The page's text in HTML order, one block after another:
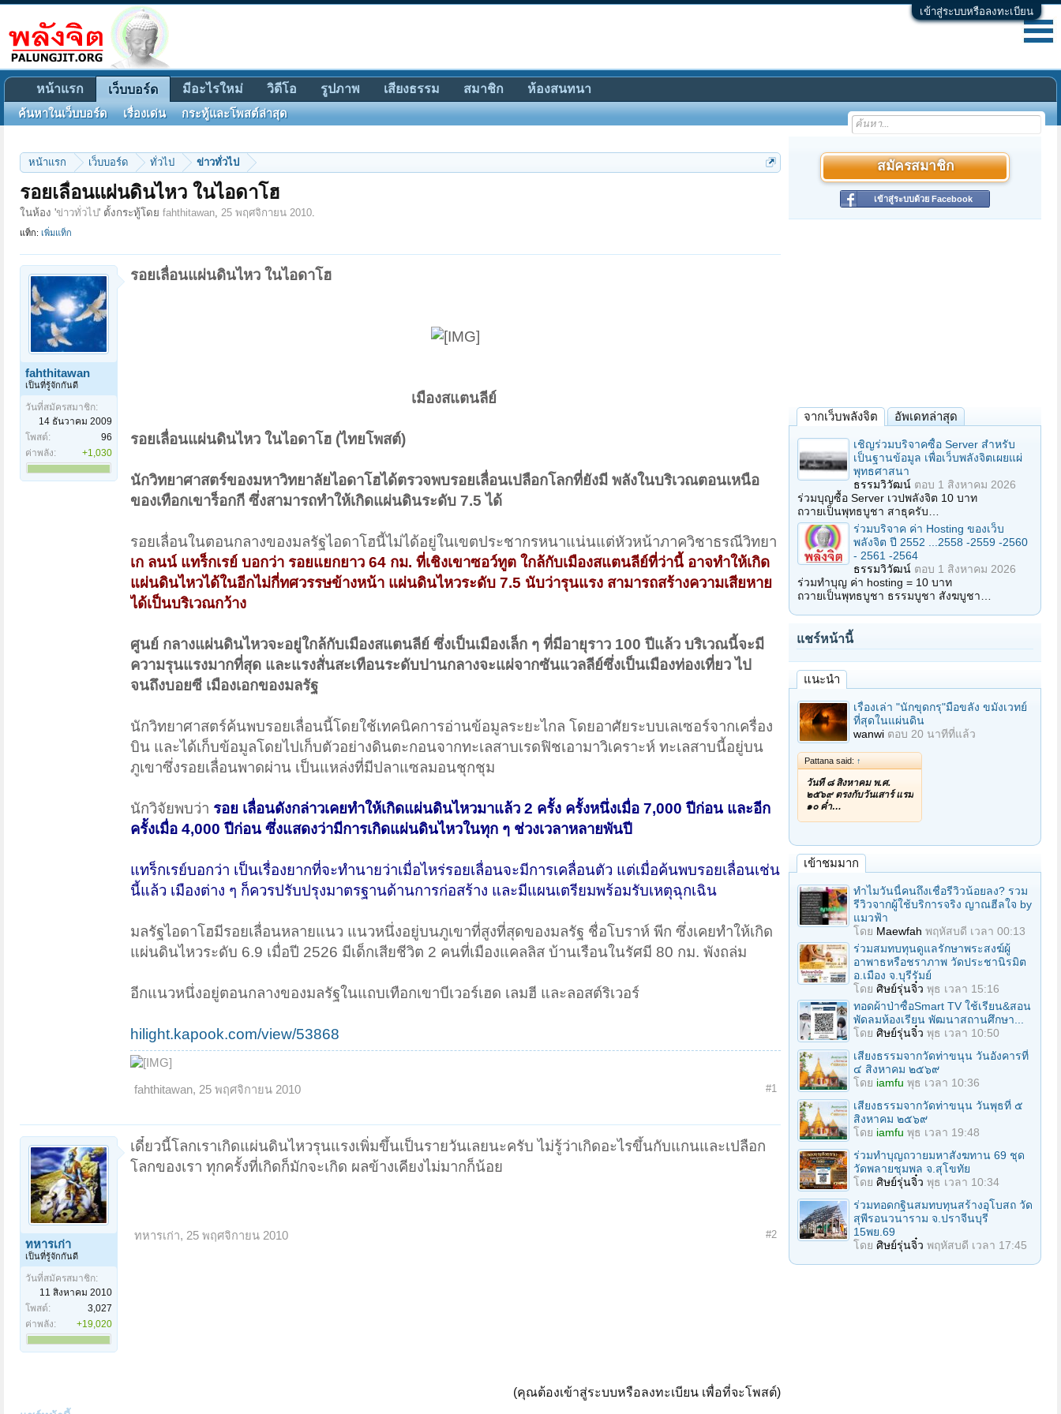
เข้าสู่ระบบหรือลงทะเบียน
หน้าแรก เว็บบอร์ด ทั่วไป ข่าวทั่วไป
รอยเลื่อนแผ่นดินไหว ในไอดาโฮ
ในห้อง 'ข่าวทั่วไป' ตั้งกระทู้โดย fahthitawan, 25 พฤศจิกายน 2010.
แท็ก: เพิ่มแท็ก
fahthitawan
เป็นที่รู้จักกันดี
วันที่สมัครสมาชิก:
14 ธันวาคม 2009
โพสต์:
96
ค่าพลัง:
+1,030
รอยเลื่อนแผ่นดินไหว ในไอดาโฮ
เมืองสแตนลีย์
รอยเลื่อนแผ่นดินไหว ในไอดาโฮ (ไทยโพสต์)
นักวิทยาศาสตร์ของมหาวิทยาลัยไอดาโฮได้ตรวจพบรอยเลื่อนเปลือกโลกที่ยังมี พลังในบริเวณตอนเหนือ
ของเทือกเขาร็อกกี ซึ่งสามารถทำให้เกิดแผ่นดินระดับ 7.5 ได้
รอยเลื่อนในตอนกลางของมลรัฐไอดาโฮนี้ไม่ได้อยู่ในเขตประชากรหนาแน่นแต่หัวหน้าภาควิชาธรณีวิทยา
เก ลนน์ แทร็กเรย์ บอกว่า รอยแยกยาว 64 กม. ที่เชิงเขาซอว์ทูต ใกล้กับเมืองสแตนลีย์ที่ว่านี้ อาจทำให้เกิด
แผ่นดินไหวได้ในอีกไม่กี่ทศวรรษข้างหน้า แผ่นดินไหวระดับ 7.5 นับว่ารุนแรง สามารถสร้างความเสียหาย
ได้เป็นบริเวณกว้าง
ศูนย์ กลางแผ่นดินไหวจะอยู่ใกล้กับเมืองสแตนลีย์ ซึ่งเป็นเมืองเล็ก ๆ ที่มีอายุราว 100 ปีแล้ว บริเวณนี้จะมี
ความรุนแรงมากที่สุด และแรงสั่นสะเทือนระดับปานกลางจะแผ่จากซันแวลลีย์ซึ่งเป็นเมืองท่องเที่ยว ไป
จนถึงบอยซี เมืองเอกของมลรัฐ
นักวิทยาศาสตร์ค้นพบรอยเลื่อนนี้โดยใช้เทคนิคการอ่านข้อมูลระยะไกล โดยอาศัยระบบเลเซอร์จากเครื่อง
บิน และได้เก็บข้อมูลโดยไปเก็บตัวอย่างดินตะกอนจากทะเลสาบเรดฟิชเอามาวิเคราะห์ ทะเลสาบนี้อยู่บน
ภูเขาซึ่งรอยเลื่อนพาดผ่าน เป็นแหล่งที่มีปลาแซลมอนชุกชุม
นักวิจัยพบว่า รอย เลื่อนดังกล่าวเคยทำให้เกิดแผ่นดินไหวมาแล้ว 2 ครั้ง ครั้งหนึ่งเมื่อ 7,000 ปีก่อน และอีก
ครั้งเมื่อ 4,000 ปีก่อน ซึ่งแสดงว่ามีการเกิดแผ่นดินไหวในทุก ๆ ช่วงเวลาหลายพันปี
แทร็กเรย์บอกว่า เป็นเรื่องยากที่จะทำนายว่าเมื่อไหร่รอยเลื่อนจะมีการเคลื่อนตัว แต่เมื่อค้นพบรอยเลื่อนเช่น
นี้แล้ว เมืองต่าง ๆ ก็ควรปรับปรุงมาตรฐานด้านการก่อสร้าง และมีแผนเตรียมพร้อมรับเหตุฉุกเฉิน
มลรัฐไอดาโฮมีรอยเลื่อนหลายแนว แนวหนึ่งอยู่บนภูเขาที่สูงที่สุดของมลรัฐ ชื่อโบราห์ พีก ซึ่งเคยทำให้เกิด
แผ่นดินไหวระดับ 6.9 เมื่อปี 2526 มีเด็กเสียชีวิต 2 คนที่เมืองแคลลิส บ้านเรือนในรัศมี 80 กม. พังถล่ม
อีกแนวหนึ่งอยู่ตอนกลางของมลรัฐในแถบเทือกเขาบีเวอร์เฮด เลมฮี และลอสต์ริเวอร์
hilight.kapook.com/view/53868
fahthitawan, 25 พฤศจิกายน 2010 #1
ทหารเก่า
เป็นที่รู้จักกันดี
วันที่สมัครสมาชิก:
11 สิงหาคม 2010
โพสต์:
3,027
ค่าพลัง:
+19,020
เดี๋ยวนี้โลกเราเกิดแผ่นดินไหวรุนแรงเพิ่มขึ้นเป็นรายวันเลยนะครับ ไม่รู้ว่าเกิดอะไรขึ้นกับแกนและเปลือก
โลกของเรา ทุกครั้งที่เกิดก็มักจะเกิด ผลข้างเคียงไม่มากก็น้อย
ทหารเก่า, 25 พฤศจิกายน 2010 #2
(คุณต้องเข้าสู่ระบบหรือลงทะเบียน เพื่อที่จะโพสต์)
สมัครสมาชิก
เข้าสู่ระบบด้วย Facebook
จากเว็บพลังจิต อัพเดทล่าสุด
เชิญร่วมบริจาคซื้อ Server สำหรับ
เป็นฐานข้อมูล เพื่อเว็บพลังจิตเผยแผ่
พุทธศาสนา
ธรรมวิวัฒน์ ตอบ 1 สิงหาคม 2026
ร่วมบุญซื้อ Server เวปพลังจิต 10 บาท
ถวายเป็นพุทธบูชา สาธุครับ…
ร่วมบริจาค ค่า Hosting ของเว็บ
พลังจิต ปี 2552 ...2558 -2559 -2560
- 2561 -2564
ธรรมวิวัฒน์ ตอบ 1 สิงหาคม 2026
ร่วมทำบุญ ค่า hosting = 10 บาท
ถวายเป็นพุทธบูชา ธรรมบูชา สังฆบูชา…
แชร์หน้านี้
แนะนำ
เรื่องเล่า "นักขุดกรุ"มือขลัง ขมังเวทย์
ที่สุดในแผ่นดิน
wanwi ตอบ 20 นาทีที่แล้ว
Pattana said: ↑
วันที่ ๘ สิงหาคม พ.ศ.
๒๕๖๙ ตรงกับวันเสาร์ แรม
๑๐ ค่ำ…
เข้าชมมาก
ทำไมวันนี้คนถึงเชื่อรีวิวน้อยลง? รวม
รีวิวจากผู้ใช้บริการจริง ญาณฮีลใจ by
แมวฟ้า
โดย Maewfah พฤหัสบดี เวลา 00:13
ร่วมสมทบทุนดูแลรักษาพระสงฆ์ผู้
อาพาธหรือชราภาพ วัดประชานิรมิต
อ.เมือง จ.บุรีรัมย์
โดย ศิษย์รุ่นจิ๋ว พุธ เวลา 15:16
ทอดผ้าป่าซื้อSmart TV ใช้เรียน&สอน
พัดลมห้องเรียน พัฒนาสถานศึกษา...
โดย ศิษย์รุ่นจิ๋ว พุธ เวลา 10:50
เสียงธรรมจากวัดท่าขนุน วันอังคารที่
๔ สิงหาคม ๒๕๖๙
โดย iamfu พุธ เวลา 10:36
เสียงธรรมจากวัดท่าขนุน วันพุธที่ ๕
สิงหาคม ๒๕๖๙
โดย iamfu พุธ เวลา 19:48
ร่วมทําบุญถวายมหาสังฆทาน 69 ชุด
วัดพลายชุมพล จ.สุโขทัย
โดย ศิษย์รุ่นจิ๋ว พุธ เวลา 10:34
ร่วมทอดกฐินสมทบทุนสร้างอุโบสถ วัด
สุพีรอนวนาราม จ.ปราจีนบุรี
15พย.69
โดย ศิษย์รุ่นจิ๋ว พฤหัสบดี เวลา 17:45
หน้าแรก เว็บบอร์ด
ค้นหาในเว็บบอร์ด เรื่องเด่น กระทู้และโพสต์ล่าสุด
มีอะไรใหม่ วิดีโอ รูปภาพ เสียงธรรม สมาชิก ห้องสนทนา